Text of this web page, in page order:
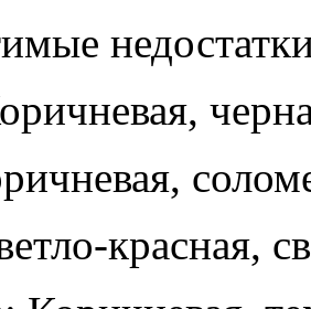
красная,